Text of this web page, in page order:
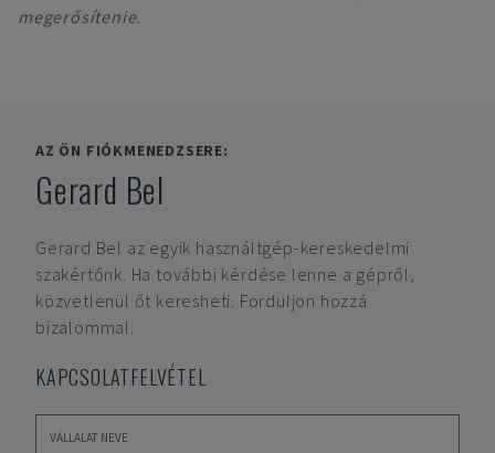
megerősítenie.
AZ ÖN FIÓKMENEDZSERE:
Gerard Bel
Gerard Bel az egyik használtgép-kereskedelmi
szakértőnk. Ha további kérdése lenne a gépről,
közvetlenül őt keresheti. Forduljon hozzá
bizalommal.
KAPCSOLATFELVÉTEL